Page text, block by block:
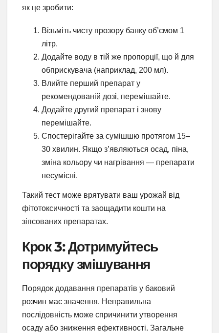
як це зробити:
Візьміть чисту прозору банку об’ємом 1
літр.
Додайте воду в тій же пропорції, що й для
обприскувача (наприклад, 200 мл).
Влийте перший препарат у
рекомендованій дозі, перемішайте.
Додайте другий препарат і знову
перемішайте.
Спостерігайте за сумішшю протягом 15–
30 хвилин. Якщо з’являються осад, піна,
зміна кольору чи нагрівання — препарати
несумісні.
Такий тест може врятувати ваш урожай від
фітотоксичності та заощадити кошти на
зіпсованих препаратах.
Крок 3: Дотримуйтесь
порядку змішування
Порядок додавання препаратів у баковий
розчин має значення. Неправильна
послідовність може спричинити утворення
осаду або зниження ефективності. Загальне